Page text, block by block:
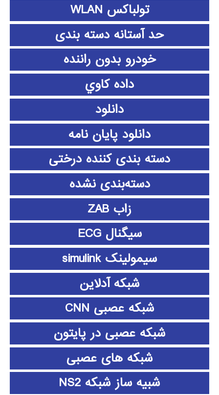
تولباکس WLAN
حد آستانه دسته بندی
خودرو بدون راننده
داده كاوي
دانلود
دانلود پايان نامه
دسته بندی کننده درختی
دسته‌بندی نشده
زاب ZAB
سیگنال ECG
سیمولینک simulink
شبکه آدلاین
شبکه عصبی CNN
شبکه عصبی در پایتون
شبکه های عصبی
شبیه ساز شبکه NS2